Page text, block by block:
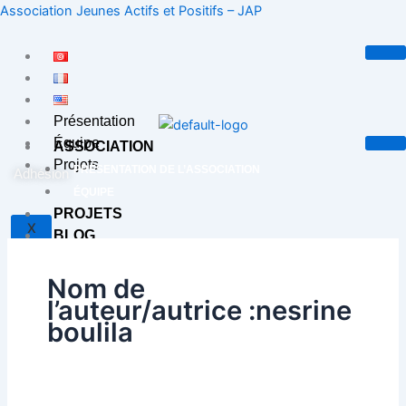
Aller
contenu
Association Jeunes Actifs et Positifs – JAP
Présentation
Équipe
Projets
X
ASSOCIATION
PRÉSENTATION DE L’ASSOCIATION
PROJETS
BLOG
Adhésion
Nom de
l’auteur/autrice :nesrine
boulila